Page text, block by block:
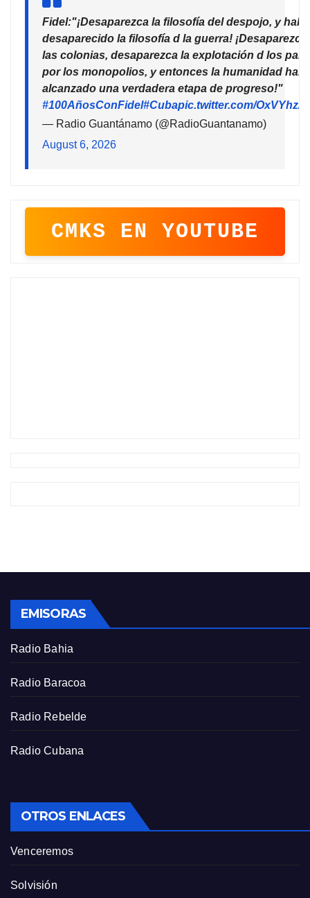
Fidel:"¡Desaparezca la filosofía del despojo, y
desaparecido la filosofía d la guerra!
las colonias, desaparezca la explotación d los
por los monopolios, y entonces la humanidad
alcanzado una verdadera etapa de progreso!"
#100AñosConFidel#Cubapic.twitter.com/
— Radio Guantánamo (@RadioGuantanamo)
August 6, 2026
CMKS EN YOUTUBE
EMISORAS
Radio Bahia
Radio Baracoa
Radio Rebelde
Radio Cubana
OTROS ENLACES
Venceremos
Solvisión